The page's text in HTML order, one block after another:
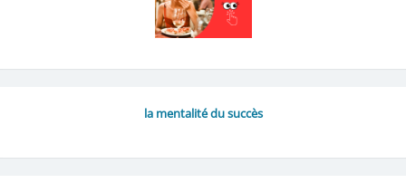
la mentalité du succès